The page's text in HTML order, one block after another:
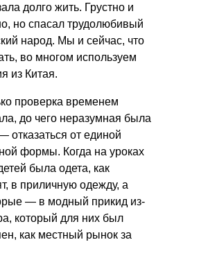
долго жить. Грустно и
но спасал трудолюбивый
народ. Мы и сейчас, что
во многом используем
из Китая.
проверка временем
до чего неразумная была
отказаться от единой
формы. Когда на уроках
была одета, как
в приличную одежду, а
— в модный прикид из-
который для них был
как местный рынок за